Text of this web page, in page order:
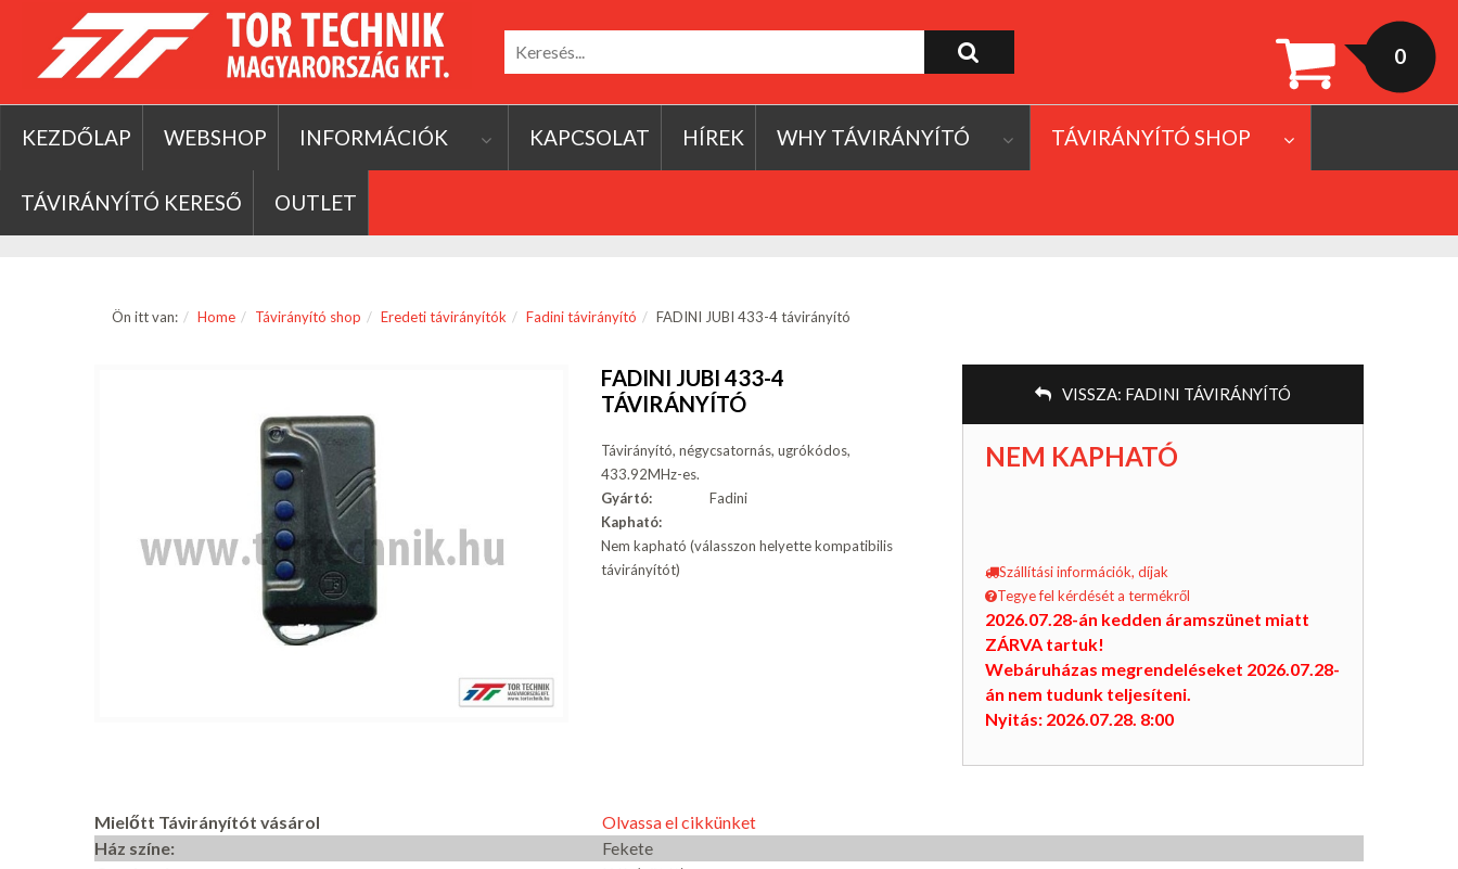
0
KEZDŐLAP WEBSHOP INFORMÁCIÓK KAPCSOLAT HÍREK WHY TÁVIRÁNYÍTÓ TÁVIRÁNYÍTÓ SHOP
TÁVIRÁNYÍTÓ KERESŐ OUTLET
Ön itt van: Home Távirányító shop Eredeti távirányítók Fadini távirányító FADINI JUBI 433-4 távirányító
FADINI JUBI 433-4
TÁVIRÁNYÍTÓ
Távirányító, négycsatornás, ugrókódos,
433.92MHz-es.
Gyártó:
Fadini
Kapható:
Nem kapható (válasszon helyette kompatibilis
távirányítót)
VISSZA: FADINI TÁVIRÁNYÍTÓ
NEM KAPHATÓ
Szállítási információk, díjak
Tegye fel kérdését a termékről
2026.07.28-án kedden áramszünet miatt
ZÁRVA tartuk!
Webáruházas megrendeléseket 2026.07.28-
án nem tudunk teljesíteni.
Nyitás: 2026.07.28. 8:00
Mielőtt Távirányítót vásárol
Olvassa el cikkünket
Ház színe:
Fekete